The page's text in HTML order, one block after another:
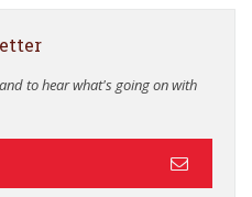
to hear what's going on with